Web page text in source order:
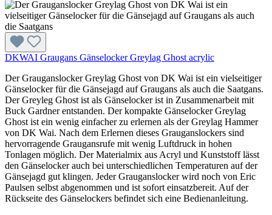
DKWAI Graugans Gänselocker Greylag Ghost acrylic
Der Grauganslocker Greylag Ghost von DK Wai ist ein vielseitiger
Gänselocker für die Gänsejagd auf Graugans als auch die Saatgans.
Der Greyleg Ghost ist als Gänselocker ist in Zusammenarbeit mit
Buck Gardner entstanden. Der kompakte Gänselocker Greylag
Ghost ist ein wenig einfacher zu erlernen als der Greylag Hammer
von DK Wai. Nach dem Erlernen dieses Grauganslockers sind
hervorragende Graugansrufe mit wenig Luftdruck in hohen
Tonlagen möglich. Der Materialmix aus Acryl und Kunststoff lässt
den Gänselocker auch bei unterschiedlichen Temperaturen auf der
Gänsejagd gut klingen. Jeder Grauganslocker wird noch von Eric
Paulsen selbst abgenommen und ist sofort einsatzbereit. Auf der
Rückseite des Gänselockers befindet sich eine Bedienanleitung.